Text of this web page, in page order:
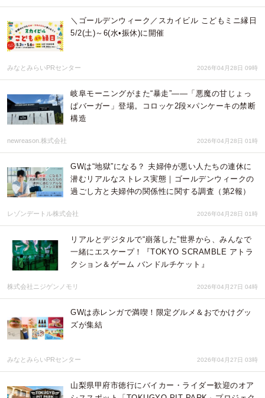
＼ゴールデンウィーク／スカイビル こどもミニ縁日
5/2(土)～6(水•振休)に開催
みなとみらいPRセンター 2026年04月28日 09時
岐阜モーニングがまた“暴走”――「悪魔の甘じょっ
ぱバーガー」登場。コロッケ2段×パンケーキの禁断
構造
newreason.株式会社 2026年04月28日 01時
GWは“地獄”になる？ 夫婦仲が悪い人たちの連休に
潜むリアルなストレス実態｜ゴールデンウィークの
過ごし方と夫婦仲の関係性に関する調査（第2報）
レゾンデートル株式会社 2026年04月28日 01時
リアルとデジタルで“崩落した”世界から、みんなで
一緒にエスケープ！『TOKYO SCRAMBLE アトラ
クション＆ゲーム バンドルチケット』
株式会社ニジゲンノモリ 2026年04月27日 04時
GWは赤レンガで満喫！限定グルメ＆おでかけグッ
ズが集結
みなとみらいPRセンター 2026年04月27日 03時
山梨県甲府市徳行にバイカー・ライダー歓迎のオア